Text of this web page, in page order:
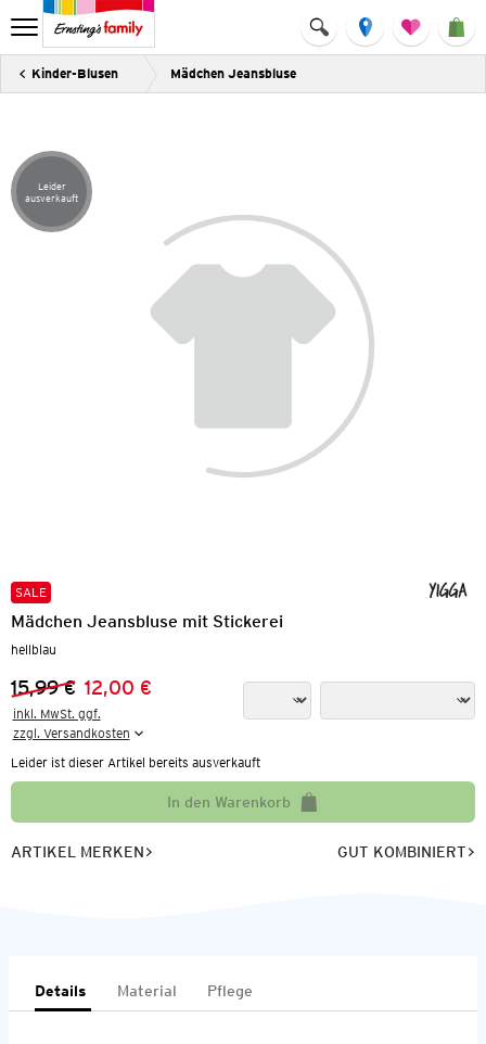
Kinder-Blusen Mädchen Jeansbluse
Artikel leider ausverkauft
Leider
ausverkauft
SALE
Mädchen Jeansbluse mit Stickerei
hellblau
Vorheriger Preis:
15,99 €
Neuer Preis:
12,00 €
inkl. MwSt. ggf.
zzgl. Versandkosten
Leider ist dieser Artikel bereits ausverkauft
In den Warenkorb
ARTIKEL MERKEN GUT KOMBINIERT
Details Material Pflege